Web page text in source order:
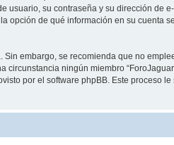
su contraseña y su dirección de
opción de qué información en su
embargo, se recomienda que no
ningún miembro
por el software phpBB. Este